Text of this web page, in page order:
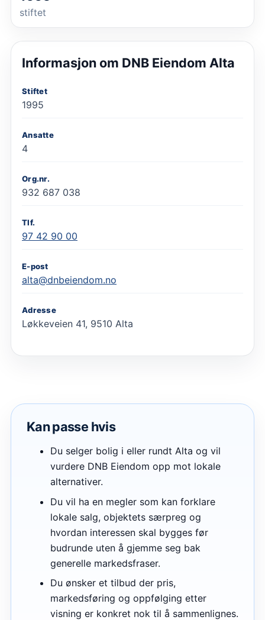
stiftet
Informasjon om DNB Eiendom Alta
Stiftet
1995
Ansatte
4
Org.nr.
932 687 038
Tlf.
97 42 90 00
E-post
alta@dnbeiendom.no
Adresse
Løkkeveien 41, 9510 Alta
Kan passe hvis
Du selger bolig i eller rundt Alta og vil
vurdere DNB Eiendom opp mot lokale
alternativer.
Du vil ha en megler som kan forklare
lokale salg, objektets særpreg og
hvordan interessen skal bygges før
budrunde uten å gjemme seg bak
generelle markedsfraser.
Du ønsker et tilbud der pris,
markedsføring og oppfølging etter
visning er konkret nok til å sammenlignes.